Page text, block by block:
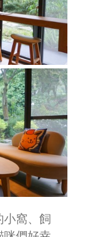
小窩、飼